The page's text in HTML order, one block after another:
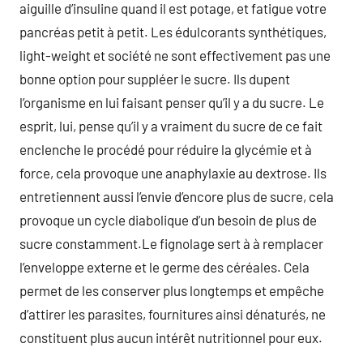
aiguille d’insuline quand il est potage, et fatigue votre
pancréas petit à petit. Les édulcorants synthétiques,
light-weight et société ne sont effectivement pas une
bonne option pour suppléer le sucre. Ils dupent
l’organisme en lui faisant penser qu’il y a du sucre. Le
esprit, lui, pense qu’il y a vraiment du sucre de ce fait
enclenche le procédé pour réduire la glycémie et à
force, cela provoque une anaphylaxie au dextrose. Ils
entretiennent aussi l’envie d’encore plus de sucre, cela
provoque un cycle diabolique d’un besoin de plus de
sucre constamment.Le fignolage sert à à remplacer
l’enveloppe externe et le germe des céréales. Cela
permet de les conserver plus longtemps et empêche
d’attirer les parasites, fournitures ainsi dénaturés, ne
constituent plus aucun intérêt nutritionnel pour eux.